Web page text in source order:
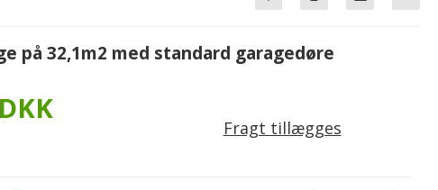
på 32,1m2 med standard garagedøre
Fragt tillægges